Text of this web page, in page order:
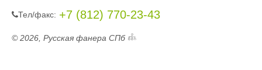
Тел/фaкc: +7 (812) 770-23-43
© 2026, Русская фанера СПб